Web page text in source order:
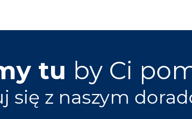
tu by Ci
się z naszym